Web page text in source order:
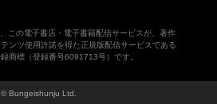
この電子書店・電子書籍配信サービスが、著作
ンツ使用許諾を得た正規版配信サービスである
商標（登録番号6091713号）です。
© Bungeishunju Ltd.